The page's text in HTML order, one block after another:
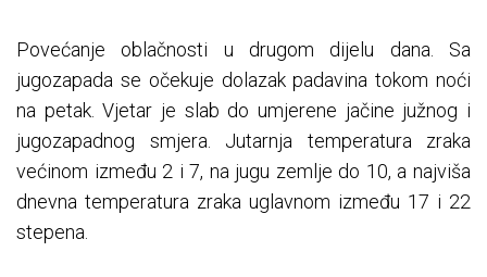
Povećanje oblačnosti u drugom dijelu dana. Sa
jugozapada se očekuje dolazak padavina tokom noći
na petak. Vjetar je slab do umjerene jačine južnog i
jugozapadnog smjera. Jutarnja temperatura zraka
većinom između 2 i 7, na jugu zemlje do 10, a najviša
dnevna temperatura zraka uglavnom između 17 i 22
stepena.